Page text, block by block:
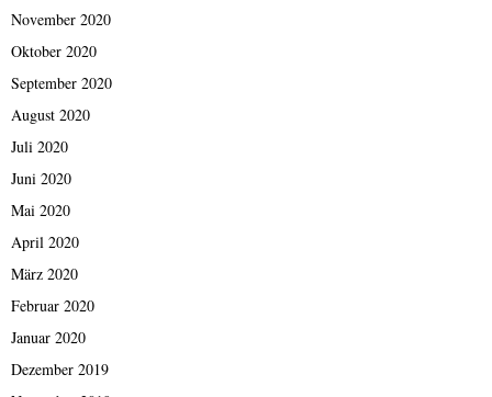
November 2020
Oktober 2020
September 2020
August 2020
Juli 2020
Juni 2020
Mai 2020
April 2020
März 2020
Februar 2020
Januar 2020
Dezember 2019